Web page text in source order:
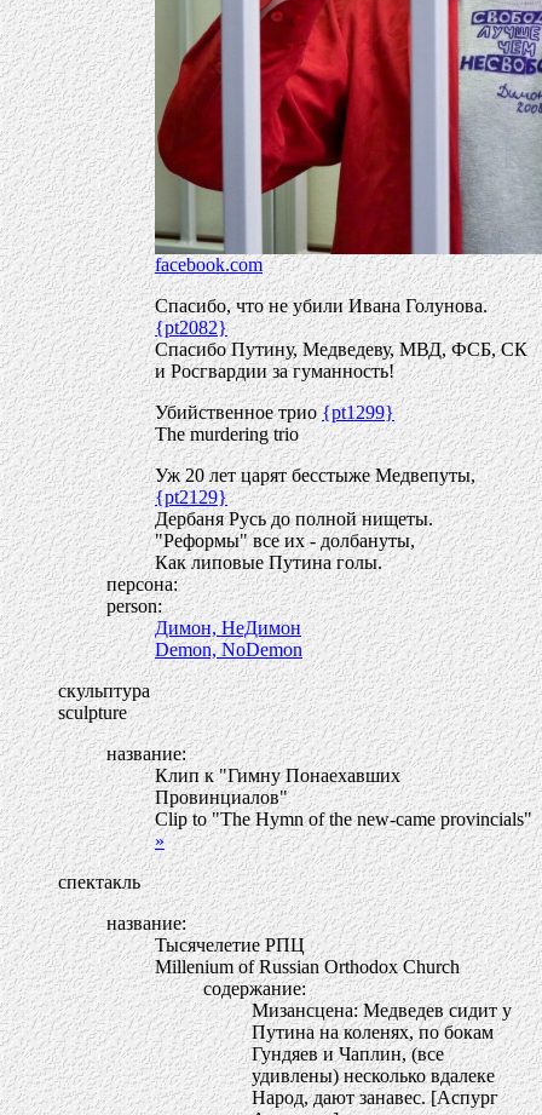
facebook.com
Спасибо, что не убили Ивана Голунова.
{pt2082}
Спасибо Путину, Медведеву, МВД, ФСБ, СК
и Росгвардии за гуманность!
Убийственное трио{pt1299}
The murdering trio
Уж 20 лет царят бесстыже Медвепуты,
{pt2129}
Дербаня Русь до полной нищеты.
"Реформы" все их - долбануты,
Как липовые Путина голы.
персона:
person:
Димон, НеДимон
Demon, NoDemon
скульптура
sculpture
название:
Клип к "Гимну Понаехавших
Провинциалов"
Clip to "The Hymn of the new-came provincials"
»
спектакль
название:
Тысячелетие РПЦ
Millenium of Russian Orthodox Church
содержание:
Мизансцена: Медведев сидит у
Путина на коленях, по бокам
Гундяев и Чаплин, (все
удивлены) несколько вдалеке
Народ, дают занавес. [Аспург